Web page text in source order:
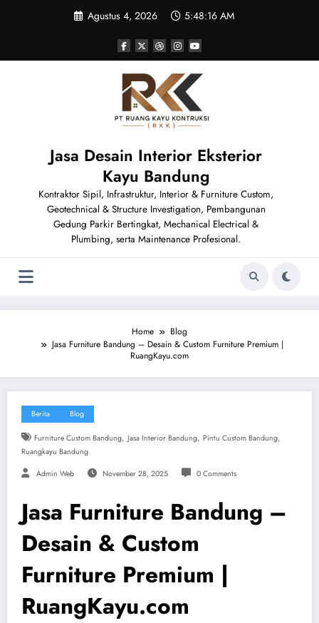
Agustus 4, 2026 5:48:19 AM
Jasa Desain Interior Eksterior
Kayu Bandung
Kontraktor Sipil, Infrastruktur, Interior & Furniture Custom,
Geotechnical & Structure Investigation, Pembangunan
Gedung Parkir Bertingkat, Mechanical Electrical &
Plumbing, serta Maintenance Profesional.
Home
Blog
Jasa Furniture Bandung – Desain & Custom Furniture Premium |
RuangKayu.com
Berita Blog
Furniture Custom Bandung, Jasa Interior Bandung, Pintu Custom Bandung,
Ruangkayu Bandung
Admin Web November 28, 2025 0 Comments
Jasa Furniture Bandung –
Desain & Custom
Furniture Premium |
RuangKayu.com